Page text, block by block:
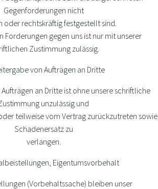
Gegenforderungen nicht
oder rechtskräftig festgestellt sind.
Forderungen gegen uns ist nur mit unserer
Zustimmung zulässig.
von Aufträgen an Dritte
an Dritte ist ohne unsere schriftliche
unzulässig und
teilweise vom Vertrag zurückzutreten sowie
Schadenersatz zu
verlangen.
Eigentumsvorbehalt
(Vorbehaltssache) bleiben unser